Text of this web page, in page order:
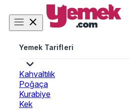
Yemek Tarifleri
Kahvaltılık
Poğaça
Kurabiye
Kek